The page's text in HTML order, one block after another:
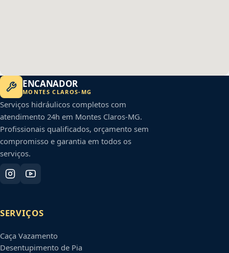
ENCANADOR
MONTES CLAROS- MG
Serviços hidráulicos completos com
atendimento 24h em Montes Claros-MG.
Profissionais qualificados, orçamento sem
compromisso e garantia em todos os
serviços.
SERVIÇOS
Caça Vazamento
Desentupimento de Pia